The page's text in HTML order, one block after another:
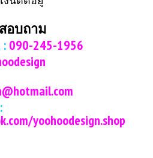
อบถาม
: 090-245-1956
yoohoodesign.shop